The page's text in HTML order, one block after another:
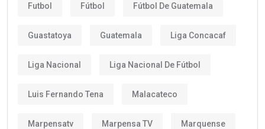
Futbol Fútbol Fútbol De Guatemala
Guastatoya Guatemala Liga Concacaf
Liga Nacional Liga Nacional De Fútbol
Luis Fernando Tena Malacateco
Marpensatv Marpensa TV Marquense